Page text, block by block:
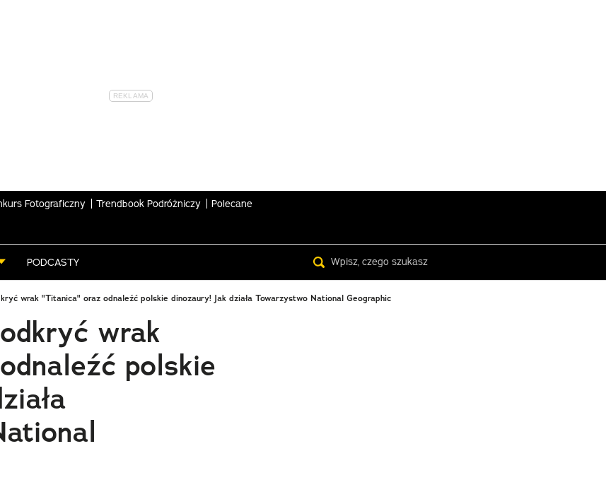
Fotograficzny Trendbook Podróżniczy Polecane
PODCASTY
wrak "Titanica" oraz odnaleźć polskie dinozaury! Jak działa Towarzystwo National Geographic
wrak
polskie